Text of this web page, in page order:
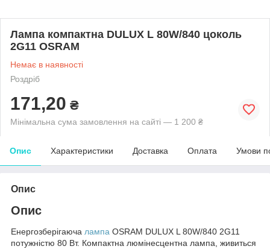
Лампа компактна DULUX L 80W/840 цоколь
2G11 OSRAM
Немає в наявності
Роздріб
171,20 ₴
Мінімальна сума замовлення на сайті — 1 200 ₴
Опис Характеристики Доставка Оплата Умови
Опис
Опис
Енергозберігаюча лампа OSRAM DULUX L 80W/840 2G11
потужністю 80 Вт. Компактна люмінесцентна лампа, живиться